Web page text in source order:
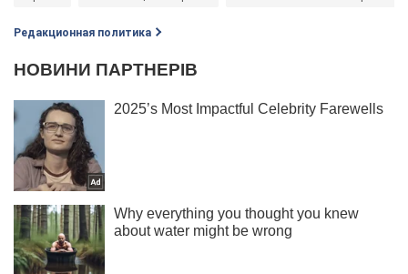
Редакционная политика